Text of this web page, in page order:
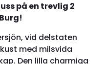
på en trevlig 2
vid delstaten
med milsvida
Den lilla charmiga